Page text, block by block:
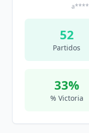
52
Partidos
33%
% Victoria